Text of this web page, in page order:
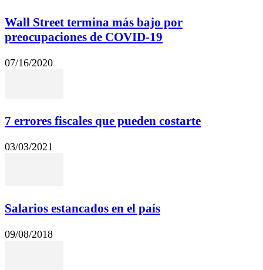
Wall Street termina más bajo por
preocupaciones de COVID-19
07/16/2020
7 errores fiscales que pueden costarte
03/03/2021
Salarios estancados en el país
09/08/2018